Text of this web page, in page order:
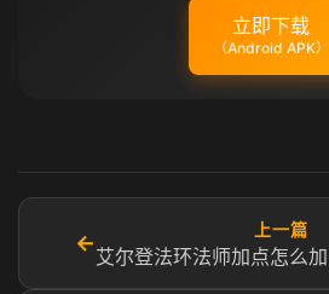
立即下载
（Android APK）
←
上一篇
艾尔登法环法师加点怎么